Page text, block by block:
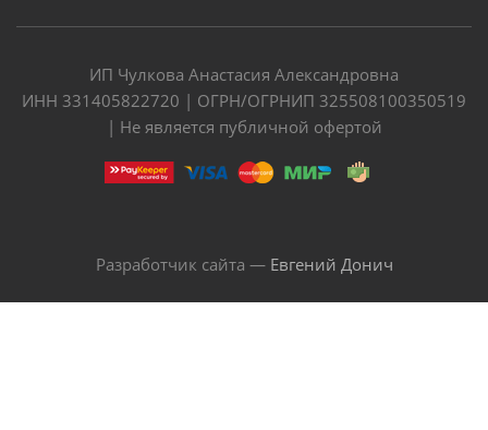
ИП Чулкова Анастасия Александровна
ИНН 331405822720 | ОГРН/ОГРНИП 325508100350519
| Не является публичной офертой
Разработчик сайта — Евгений Донич